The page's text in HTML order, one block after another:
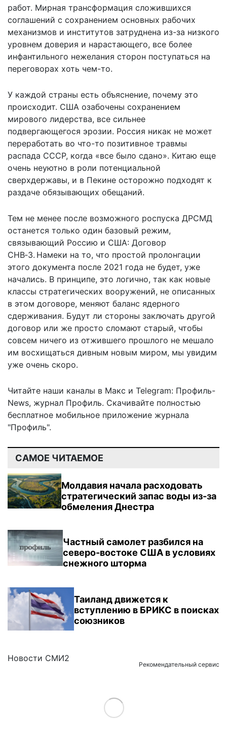
работ. Мирная трансформация сложившихся
соглашений с сохранением основных рабочих
механизмов и институтов затруднена из-за низкого
уровнем доверия и нарастающего, все более
инфантильного нежелания сторон поступаться на
переговорах хоть чем-то.
У каждой страны есть объяснение, почему это
происходит. США озабочены сохранением
мирового лидерства, все сильнее
подвергающегося эрозии. Россия никак не может
переработать во что-то позитивное травмы
распада СССР, когда «все было сдано». Китаю еще
очень неуютно в роли потенциальной
сверхдержавы, и в Пекине осторожно подходят к
раздаче обязывающих обещаний.
Тем не менее после возможного роспуска ДРСМД
останется только один базовый режим,
связывающий Россию и США: Договор
СНВ‑3. Намеки на то, что простой пролонгации
этого документа после 2021 года не будет, уже
начались. В принципе, это логично, так как новые
классы стратегических вооружений, не описанных
в этом договоре, меняют баланс ядерного
сдерживания. Будут ли стороны заключать другой
договор или же просто сломают старый, чтобы
совсем ничего из отжившего прошлого не мешало
им восхищаться дивным новым миром, мы увидим
уже очень скоро.
Читайте наши каналы в Макс и Telegram: Профиль-
News, журнал Профиль. Скачивайте полностью
бесплатное мобильное приложение журнала
"Профиль".
САМОЕ ЧИТАЕМОЕ
Молдавия начала расходовать
стратегический запас воды из-за
обмеления Днестра
Частный самолет разбился на
северо-востоке США в условиях
снежного шторма
Таиланд движется к
вступлению в БРИКС в поисках
союзников
Новости СМИ2
Рекомендательный сервис
Load More